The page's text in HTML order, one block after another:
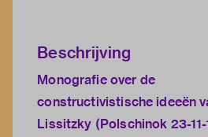
Beschrijving
Monografie over de
constructivistische ideeën
Lissitzky (Polschinok 23-